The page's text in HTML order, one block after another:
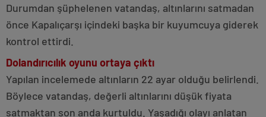
Durumdan şüphelenen vatandaş, altınlarını satmadan
önce Kapalıçarşı içindeki başka bir kuyumcuya giderek
kontrol ettirdi.
Dolandırıcılık oyunu ortaya çıktı
Yapılan incelemede altınların 22 ayar olduğu belirlendi.
Böylece vatandaş, değerli altınlarını düşük fiyata
satmaktan son anda kurtuldu. Yaşadığı olayı anlatan